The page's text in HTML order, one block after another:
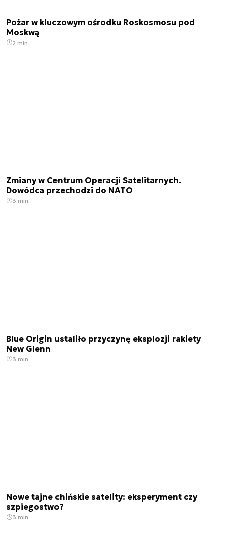
Pożar w kluczowym ośrodku Roskosmosu pod
Moskwą
2 min.
Zmiany w Centrum Operacji Satelitarnych.
Dowódca przechodzi do NATO
3 min.
Blue Origin ustaliło przyczynę eksplozji rakiety
New Glenn
3 min.
Nowe tajne chińskie satelity: eksperyment czy
szpiegostwo?
3 min.